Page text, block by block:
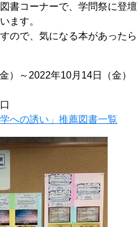
書コーナーで、学問祭に登壇
ます。
ので、気になる本があったら
～2022年10月14日（金）
への誘い」推薦図書一覧